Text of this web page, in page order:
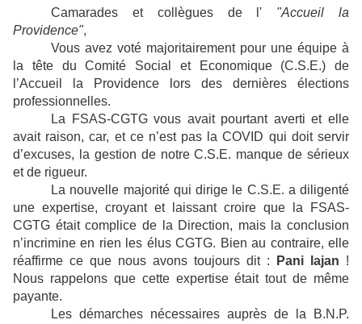
Camarades et collègues de l' "Accueil la
Providence",
Vous avez voté majoritairement pour une équipe à
la tête du Comité Social et Economique (C.S.E.) de
l’Accueil la Providence lors des dernières élections
professionnelles.
La FSAS-CGTG vous avait pourtant averti et elle
avait raison, car, et ce n’est pas la COVID qui doit servir
d’excuses, la gestion de notre C.S.E. manque de sérieux
et de rigueur.
La nouvelle majorité qui dirige le C.S.E. a diligenté
une expertise, croyant et laissant croire que la FSAS-
CGTG était complice de la Direction, mais la conclusion
n’incrimine en rien les élus CGTG. Bien au contraire, elle
réaffirme ce que nous avons toujours dit :
Pani lajan !
Nous rappelons que cette expertise était tout de même
payante.
Les démarches nécessaires auprès de la B.N.P.